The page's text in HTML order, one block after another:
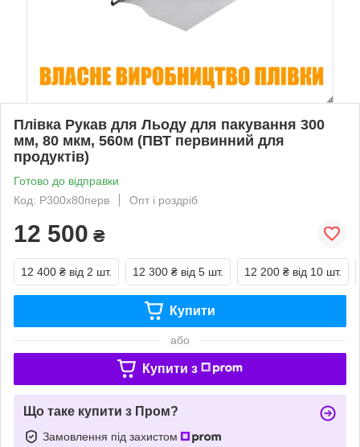
Плівка Рукав для Льоду для пакування 300
мм, 80 мкм, 560м (ПВТ первинний для
продуктів)
Готово до відправки
Код: Р300х80перв
Опт і роздріб
12 500 ₴
12 400 ₴ від 2 шт. 12 300 ₴ від 5 шт. 12 200 ₴ від 10 шт.
Купити
або
Купити з
Що таке купити з Пром?
Замовлення під захистом